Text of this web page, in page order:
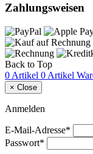
Zahlungsweisen
Back to Top
0 Artikel 0 Artikel
× Close
Anmelden
E-Mail-Adresse*
Passwort*